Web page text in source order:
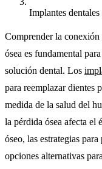
Implantes
Comprender la conexión
ósea es fundamental
solución dental. Los
para reemplazar dientes
medida de la salud del
la pérdida ósea afecta el
óseo, las estrategias
opciones alternativas